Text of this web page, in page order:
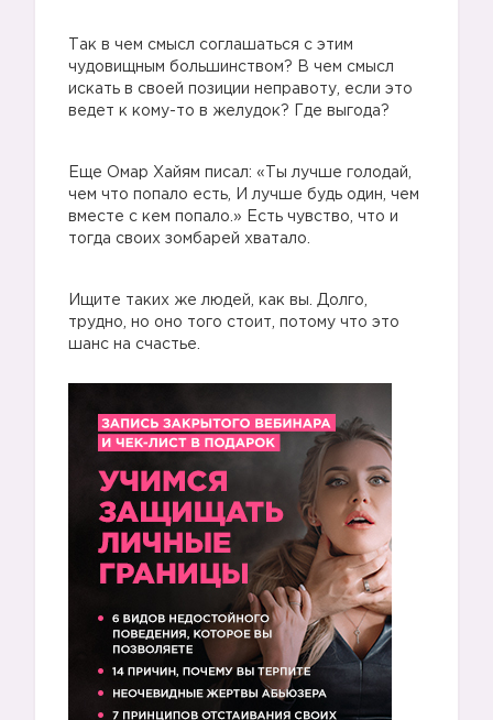
Так в чем смысл соглашаться с этим
чудовищным большинством? В чем смысл
искать в своей позиции неправоту, если это
ведет к кому-то в желудок? Где выгода?
Еще Омар Хайям писал: «Ты лучше голодай,
чем что попало есть, И лучше будь один, чем
вместе с кем попало.» Есть чувство, что и
тогда своих зомбарей хватало.
Ищите таких же людей, как вы. Долго,
трудно, но оно того стоит, потому что это
шанс на счастье.